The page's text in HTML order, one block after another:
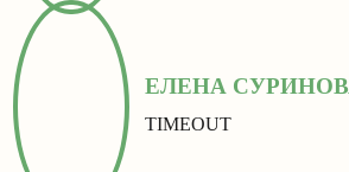
ЕЛЕНА
TIMEOUT